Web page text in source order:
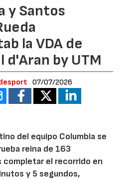
y Santos
la VDA de
d'Aran by UTM
07/07/2026
del equipo Columbia se
reina de 163
el recorrido en
y 5 segundos,